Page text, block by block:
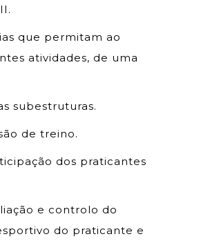
que permitam ao
atividades, de uma
subestruturas.
de treino.
dos praticantes
e controlo do
do praticante e